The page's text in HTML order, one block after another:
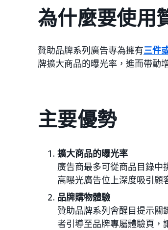
為什麼要使用
贊助品牌系列廣告專為擁有三件
牌擴大商品的曝光率，進而帶動
主要優勢
擴大商品的曝光率
廣告商最多可從商品目錄中
高曝光廣告位上深度吸引顧
品牌購物體驗
贊助品牌系列會醒目提示關
者引導至品牌專屬體驗頁，